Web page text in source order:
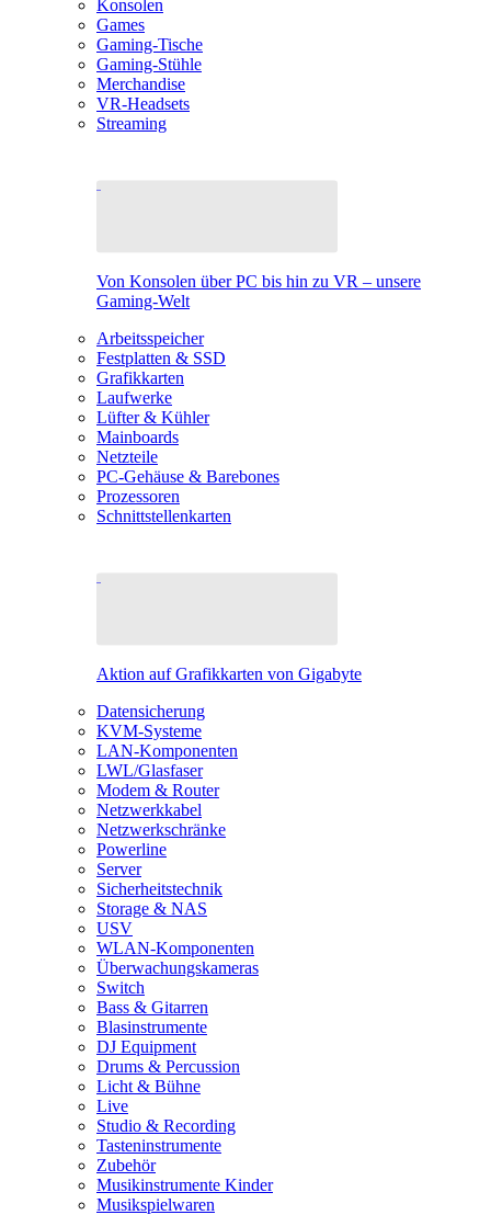
Konsolen
Games
Gaming-Tische
Gaming-Stühle
Merchandise
VR-Headsets
Streaming
Von Konsolen über PC bis hin zu VR – unsere
Gaming-Welt
Arbeitsspeicher
Festplatten & SSD
Grafikkarten
Laufwerke
Lüfter & Kühler
Mainboards
Netzteile
PC-Gehäuse & Barebones
Prozessoren
Schnittstellenkarten
Aktion auf Grafikkarten von Gigabyte
Datensicherung
KVM-Systeme
LAN-Komponenten
LWL/Glasfaser
Modem & Router
Netzwerkkabel
Netzwerkschränke
Powerline
Server
Sicherheitstechnik
Storage & NAS
USV
WLAN-Komponenten
Überwachungskameras
Switch
Bass & Gitarren
Blasinstrumente
DJ Equipment
Drums & Percussion
Licht & Bühne
Live
Studio & Recording
Tasteninstrumente
Zubehör
Musikinstrumente Kinder
Musikspielwaren